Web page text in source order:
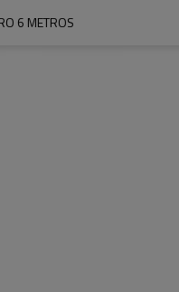
6 METROS